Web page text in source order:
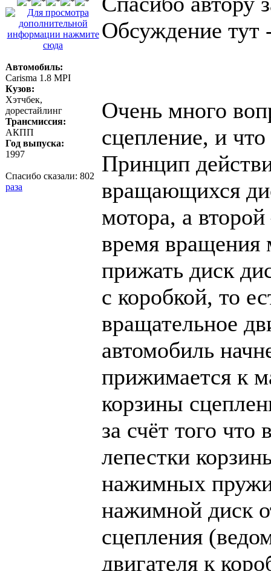
Автомобиль:
Carisma 1.8 MPI
Кузов:
Хэтчбек,
дорестайлинг
Трансмиссия:
АКПП
Год выпуска:
1997
Спасибо сказали: 802
раза
Обсуждение тут
Очень много
сцепление, и
Принцип
вращающихся
мотора, а
время вращения
прижать диск
с коробкой, то
вращательное
автомобиль
прижимается к
корзины
за счёт того
лепестки
нажимных
нажимной диск
сцепления
двигателя к